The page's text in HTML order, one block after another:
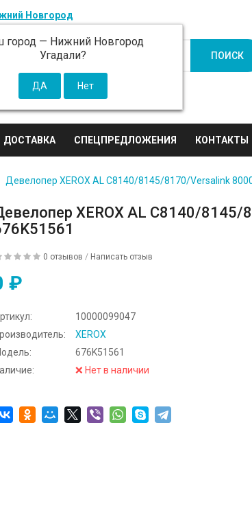
Новгород
город — Нижний Новгород
Угадали?
ПОИСК
ДОСТАВКА СПЕЦПРЕДЛОЖЕНИЯ КОНТАКТЫ
Девелопер XEROX AL С8140/8145/8170/Versalink
XEROX AL С8140/
0 отзывов / Написать отзыв
₽
10000099047
XEROX
676K51561
❌ Нет в наличии